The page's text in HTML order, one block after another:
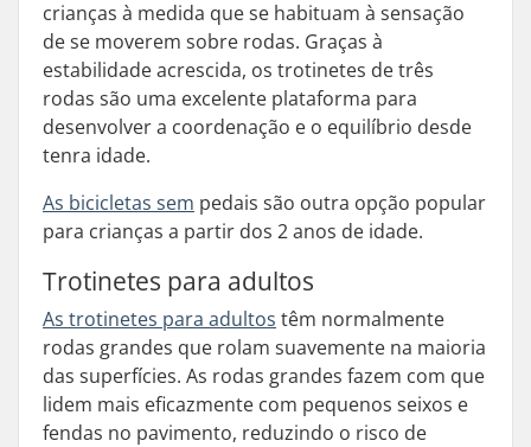
crianças à medida que se habituam à sensação
de se moverem sobre rodas. Graças à
estabilidade acrescida, os trotinetes de três
rodas são uma excelente plataforma para
desenvolver a coordenação e o equilíbrio desde
tenra idade.
As bicicletas sem pedais são outra opção popular
para crianças a partir dos 2 anos de idade.
Trotinetes para adultos
As trotinetes para adultos têm normalmente
rodas grandes que rolam suavemente na maioria
das superfícies. As rodas grandes fazem com que
lidem mais eficazmente com pequenos seixos e
fendas no pavimento, reduzindo o risco de